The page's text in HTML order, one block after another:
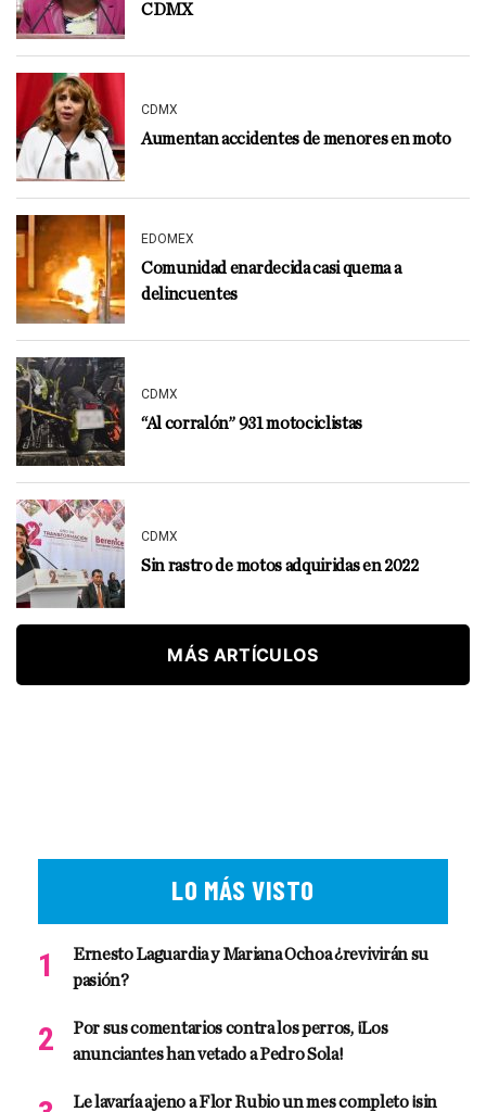
CDMX
CDMX
Aumentan accidentes de menores en moto
EDOMEX
Comunidad enardecida casi quema a
delincuentes
CDMX
“Al corralón” 931 motociclistas
CDMX
Sin rastro de motos adquiridas en 2022
MÁS ARTÍCULOS
LO MÁS VISTO
Ernesto Laguardia y Mariana Ochoa ¿revivirán su
pasión?
Por sus comentarios contra los perros, ¡Los
anunciantes han vetado a Pedro Sola!
Le lavaría ajeno a Flor Rubio un mes completo ¡sin